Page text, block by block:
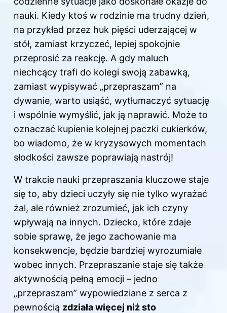
nauki. Kiedy ktoś w rodzinie ma trudny dzień,
na przykład przez huk pięści uderzającej w
stół, zamiast krzyczeć, lepiej spokojnie
przeprosić za reakcję. A gdy maluch
niechcący trafi do kolegi swoją zabawką,
zamiast wypisywać „przepraszam” na
dywanie, warto usiąść, wytłumaczyć sytuację
i wspólnie wymyślić, jak ją naprawić. Może to
oznaczać kupienie kolejnej paczki cukierków,
bo wiadomo, że w kryzysowych momentach
słodkości zawsze poprawiają nastrój!
W trakcie nauki przepraszania kluczowe staje
się to, aby dzieci uczyły się nie tylko wyrażać
żal, ale również zrozumieć, jak ich czyny
wpływają na innych. Dziecko, które zdaje
sobie sprawę, że jego zachowanie ma
konsekwencje, będzie bardziej wyrozumiałe
wobec innych. Przepraszanie staje się także
aktywnością pełną emocji – jedno
„przepraszam” wypowiedziane z serca z
pewnością zdziała więcej niż sto